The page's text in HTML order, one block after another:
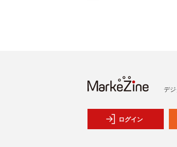
デ
ログイン